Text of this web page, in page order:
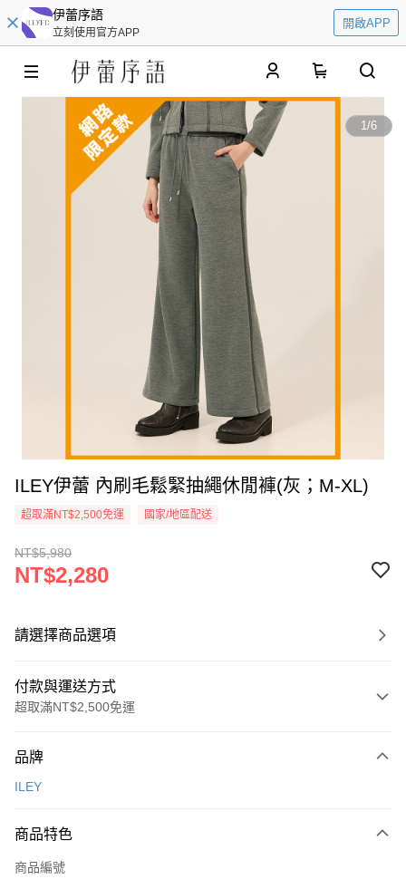
伊蕾序語
立刻使用官方APP
開啟APP
1/6
ILEY伊蕾 內刷毛鬆緊抽繩休閒褲(灰；M-XL)
超取滿NT$2,500免運 國家/地區配送
NT$5,980
NT$2,280
請選擇商品選項
付款與運送方式
超取滿NT$2,500免運
信用卡一次付款
3 期 0 利率 每期
合作金庫商業銀行
超商取貨付款
品牌
ILEY
商品特色
商品編號